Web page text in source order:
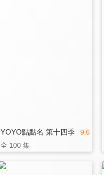
9.6
YOYO點點名 第十四季
全 100 集